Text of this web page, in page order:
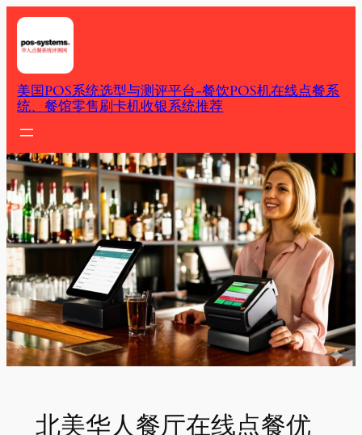
Skip
content
美国POS系统选型与测评平台-餐饮POS机在线点餐系
统、餐馆零售刷卡机收银系统推荐
北美华人餐厅在线点餐优